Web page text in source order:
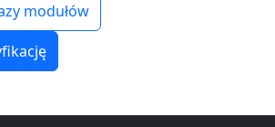
modułów